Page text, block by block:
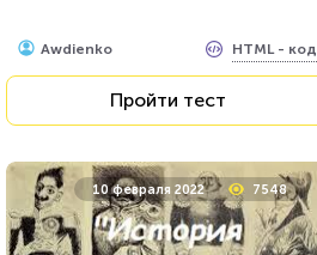
Awdienko HTML - код
Пройти тест
10 февраля 2022 7548